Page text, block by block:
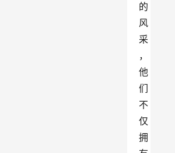
的
风
采
，
他
们
不
仅
拥